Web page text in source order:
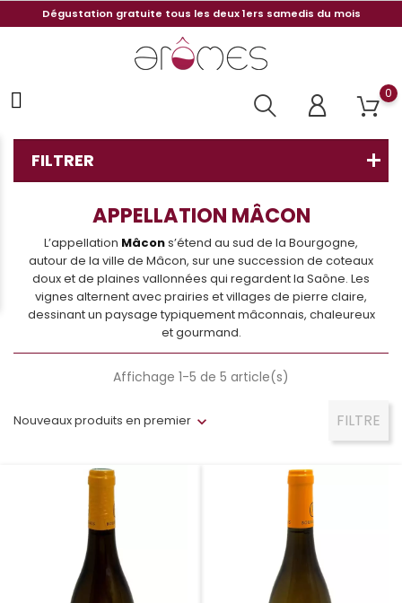
Dégustation gratuite tous les deux 1ers samedis du mois
0
FILTRER
APPELLATION MÂCON
L’appellation Mâcons’étend au sud de la Bourgogne,
autour de la ville de Mâcon, sur une succession de coteaux
doux et de plaines vallonnées qui regardent la Saône. Les
vignes alternent avec prairies et villages de pierre claire,
dessinant un paysage typiquement mâconnais, chaleureux
et gourmand.
Nouveaux produits en premier FILTRE
Affichage 1-5 de 5 article(s)